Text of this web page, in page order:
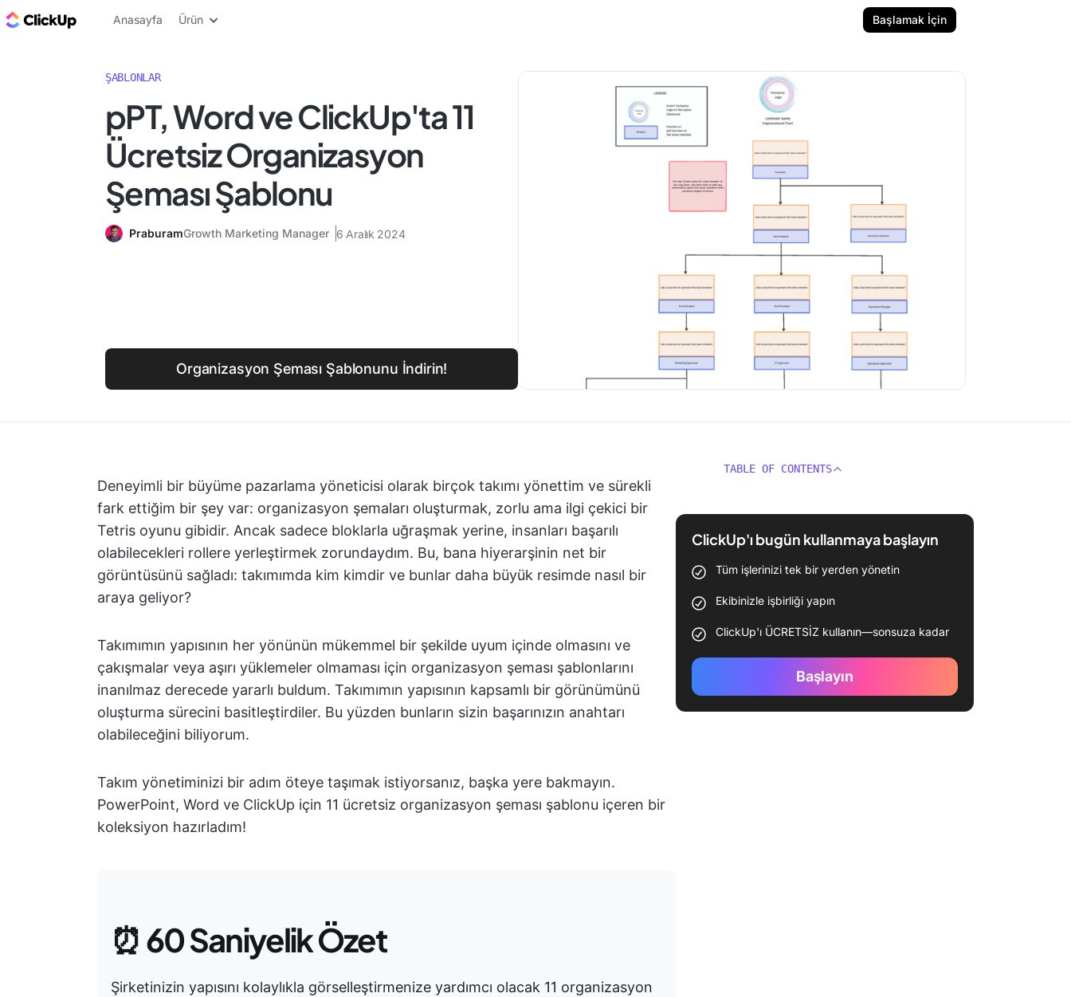
ClickUp Blog
Anasayfa Ürün Başlamak İçin
ŞABLONLAR
pPT, Word ve ClickUp'ta 11
Ücretsiz Organizasyon
Şeması Şablonu
PraburamGrowth Marketing Manager 6 Aralık 2024
Organizasyon Şeması Şablonunu İndirin!
Deneyimli bir büyüme pazarlama yöneticisi olarak birçok takımı yönettim ve sürekli
fark ettiğim bir şey var: organizasyon şemaları oluşturmak, zorlu ama ilgi çekici bir
Tetris oyunu gibidir. Ancak sadece bloklarla uğraşmak yerine, insanları başarılı
olabilecekleri rollere yerleştirmek zorundaydım. Bu, bana hiyerarşinin net bir
görüntüsünü sağladı: takımımda kim kimdir ve bunlar daha büyük resimde nasıl bir
araya geliyor?
Takımımın yapısının her yönünün mükemmel bir şekilde uyum içinde olmasını ve
çakışmalar veya aşırı yüklemeler olmaması için organizasyon şeması şablonlarını
inanılmaz derecede yararlı buldum. Takımımın yapısının kapsamlı bir görünümünü
oluşturma sürecini basitleştirdiler. Bu yüzden bunların sizin başarınızın anahtarı
olabileceğini biliyorum.
Takım yönetiminizi bir adım öteye taşımak istiyorsanız, başka yere bakmayın.
PowerPoint, Word ve ClickUp için 11 ücretsiz organizasyon şeması şablonu içeren bir
koleksiyon hazırladım!
⏰60 Saniyelik Özet
Şirketinizin yapısını kolaylıkla görselleştirmenize yardımcı olacak 11 organizasyon
TABLE OF CONTENTS
ClickUp'ı bugün kullanmaya başlayın
Tüm işlerinizi tek bir yerden yönetin
Ekibinizle işbirliği yapın
ClickUp'ı ÜCRETSİZ kullanın—sonsuza kadar
Başlayın